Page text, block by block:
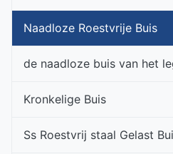
Naadloze Roestvrije Buis
de naadloze buis van het
Kronkelige Buis
Ss Roestvrij staal Gelast